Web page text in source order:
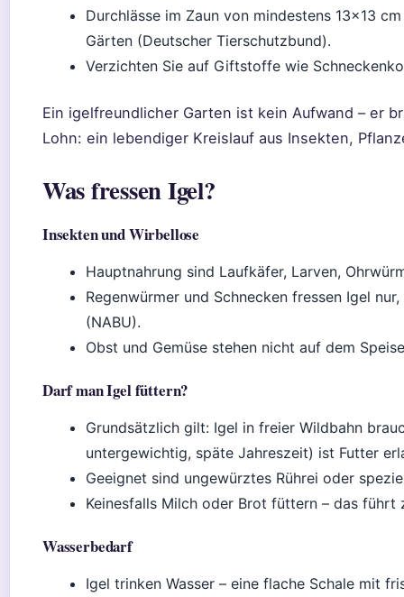
Durchlässe im Zaun von mindestens 13×13
Gärten (Deutscher Tierschutzbund).
Verzichten Sie auf Giftstoffe wie
Ein igelfreundlicher Garten ist kein Aufwand – er
Lohn: ein lebendiger Kreislauf aus Insekten,
Was fressen Igel?
Insekten und Wirbellose
Hauptnahrung sind Laufkäfer, Larven,
Regenwürmer und Schnecken fressen Igel
(NABU).
Obst und Gemüse stehen nicht auf dem
Darf man Igel füttern?
Grundsätzlich gilt: Igel in freier Wildbahn
untergewichtig, späte Jahreszeit) ist Futter
Geeignet sind ungewürztes Rührei oder
Keinesfalls Milch oder Brot füttern – das führt
Wasserbedarf
Igel trinken Wasser – eine flache Schale mit